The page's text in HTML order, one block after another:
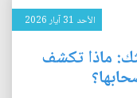
الأحد 31 آيار 2026
ماذا تكشف